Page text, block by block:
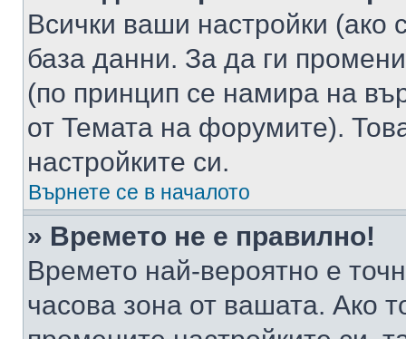
Всички ваши настройки (ако
база данни. За да ги
(по принцип се намира на
от Темата на форумите).
настройките си.
Върнете се в началото
» Времето не е правилно!
Времето най-вероятно е
часова зона от вашата. Ако